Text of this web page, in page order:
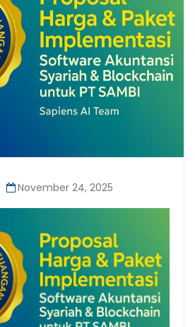
November 24, 2025